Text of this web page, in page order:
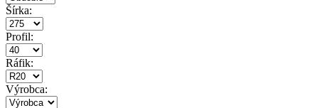
Šírka:
Profil:
Ráfik:
Výrobca: